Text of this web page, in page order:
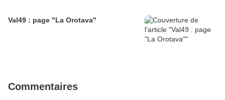
Val49 : page "La Orotava"
Commentaires